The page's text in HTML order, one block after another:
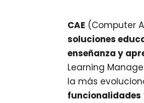
CAE (Computer
soluciones
enseñanza y
Learning
la más
funcionalidades